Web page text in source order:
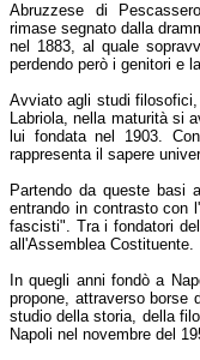
Abruzzese di
rimase segnato dalla
nel 1883, al quale
perdendo però i genitori e
Avviato agli studi
Labriola, nella maturità si
lui fondata nel 1903.
rappresenta il sapere
Partendo da queste basi
entrando in contrasto con
fascisti". Tra i fondatori
all'Assemblea Costituente.
In quegli anni fondò a
propone, attraverso borse
studio della storia, della
Napoli nel novembre del